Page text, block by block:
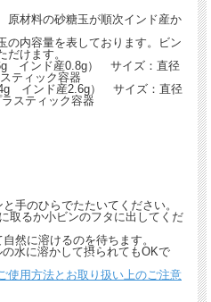
原材料の砂糖玉が順次インド産か
の内容量を表しております。ビン
だけます。
インド産0.8g） サイズ：直径
ティック容器
インド産2.6g） サイズ：直径
スティック容器
手のひらでたたいてください。
取るか小ビンのフタに出してくだ
然に溶けるのを待ちます。
水に溶かして摂られてもOKで
使用方法とお取り扱い上のご注意